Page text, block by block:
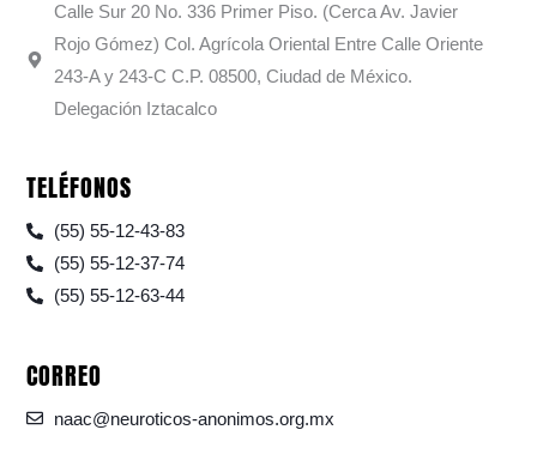
Calle Sur 20 No. 336 Primer Piso. (Cerca Av. Javier
Rojo Gómez) Col. Agrícola Oriental Entre Calle Oriente
243-A y 243-C C.P. 08500, Ciudad de México.
Delegación Iztacalco
TELÉFONOS
(55) 55-12-43-83
(55) 55-12-37-74
(55) 55-12-63-44
CORREO
naac@neuroticos-anonimos.org.mx